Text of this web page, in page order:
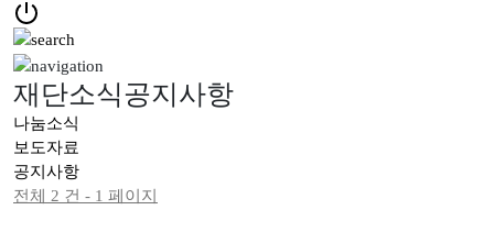
재단소식공지사항
나눔소식
보도자료
공지사항
전체 2 건 - 1 페이지